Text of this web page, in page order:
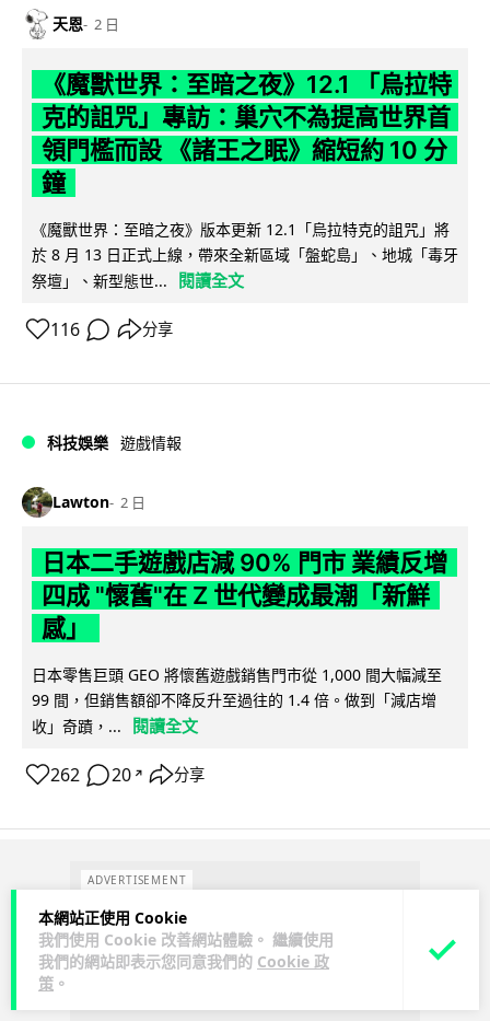
本網站正使用 Cookie
我們使用 Cookie 改善網站體驗。 繼續使用
我們的網站即表示您同意我們的 Cookie 政
策 。
天恩 2 日
《魔獸世界：至暗之夜》12.1 「烏拉特
克的詛咒」專訪：巢穴不為提高世界首
領門檻而設 《諸王之眠》縮短約 10 分
鐘
《魔獸世界：至暗之夜》版本更新 12.1「烏拉特克的詛咒」將
於 8 月 13 日正式上線，帶來全新區域「盤蛇島」、地城「毒牙
祭壇」、新型態世...
閱讀全文
116 分享
科技娛樂 遊戲情報
Lawton 2 日
日本二手遊戲店減 90% 門市 業績反增
四成 "懷舊"在 Z 世代變成最潮「新鮮
感」
日本零售巨頭 GEO 將懷舊遊戲銷售門市從 1,000 間大幅減至
99 間，但銷售額卻不降反升至過往的 1.4 倍。做到「減店增
收」奇蹟，...
閱讀全文
262 20 ↗ 分享
ADVERTISEMENT